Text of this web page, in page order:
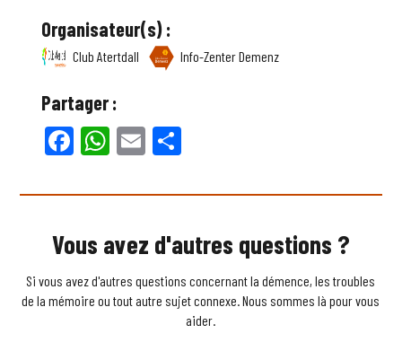
Organisateur(s) :
Club Atertdall Info-Zenter Demenz
Partager :
Facebook
WhatsApp
Email
Vous avez d'autres questions ?
Si vous avez d'autres questions concernant la démence, les troubles
de la mémoire ou tout autre sujet connexe. Nous sommes là pour vous
aider.